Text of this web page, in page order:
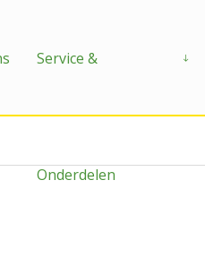
Service &
Onderdelen
E2